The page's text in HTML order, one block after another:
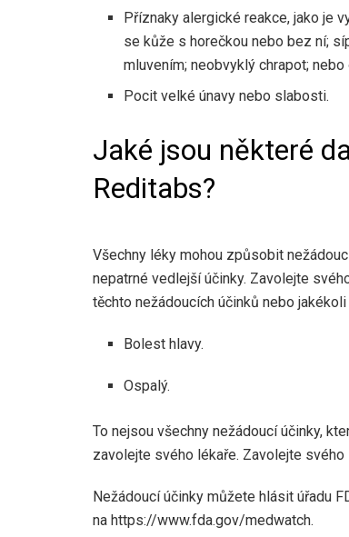
Příznaky alergické reakce, jako je
se kůže s horečkou nebo bez ní;
mluvením; neobvyklý chrapot;
Pocit velké únavy nebo slabosti.
Jaké jsou některé
Reditabs?
Všechny léky mohou způsobit
nepatrné vedlejší účinky. Zavolejte
těchto nežádoucích účinků nebo
Bolest hlavy.
Ospalý.
To nejsou všechny nežádoucí účinky,
zavolejte svého lékaře. Zavolejte svého
Nežádoucí účinky můžete hlásit úřadu
na https://www.fda.gov/medwatch.